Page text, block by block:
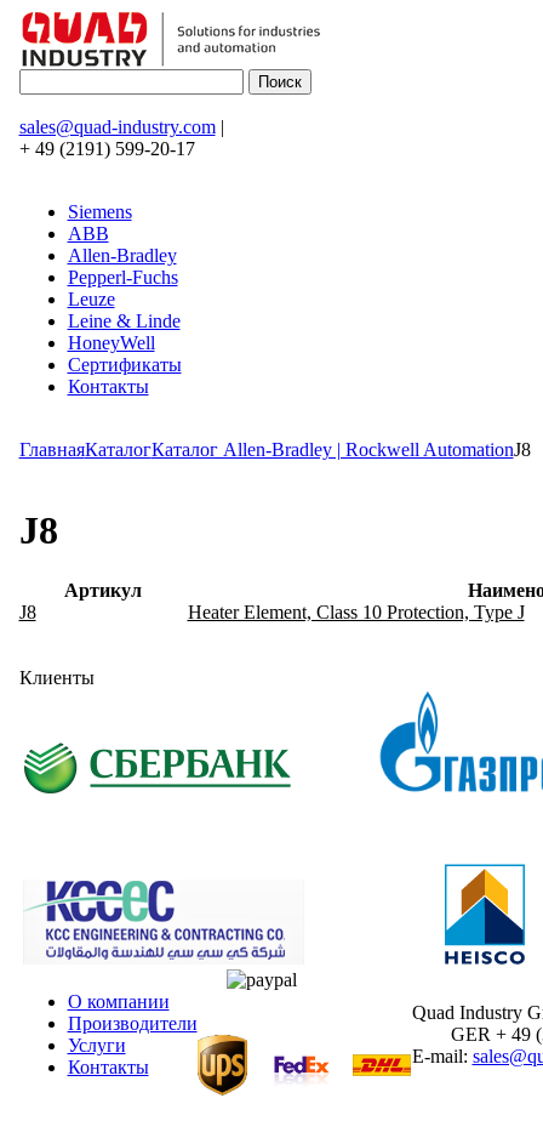
sales@quad-industry.com|
+ 49 (2191) 599-20-17
Siemens
ABB
Allen-Bradley
Pepperl-Fuchs
Leuze
Leine & Linde
HoneyWell
Сертификаты
Контакты
ГлавнаяКаталогКаталог Allen-Bradley | Rockwell AutomationJ8
J8
Артикул
J8
Heater Element, Class 10 Protection, Type J
Клиенты
О компании
Производители
Услуги
Контакты
Quad Industry
GER + 49
E-mail: